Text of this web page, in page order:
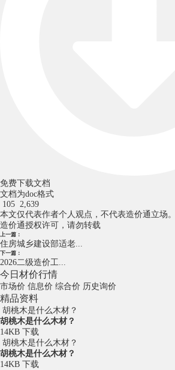
免费下载文档
文档为doc格式
105 2,639
本文仅代表作者个人观点，不代表造价通立场。
造价通授权许可，请勿转载
上一篇：
住房城乡建设部适老...
下一篇：
2026二级造价工...
今日材价行情
市场价 信息价 综合价 历史询价
精品资料
胡桃木是什么木材？
胡桃木是什么木材？
14KB 下载
胡桃木是什么木材？
胡桃木是什么木材？
14KB 下载